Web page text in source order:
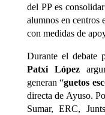
del PP es
alumnos en centros
con medidas de
Durante el debate
Patxi López
generan “guetos
directa de Ayuso.
Sumar, ERC,